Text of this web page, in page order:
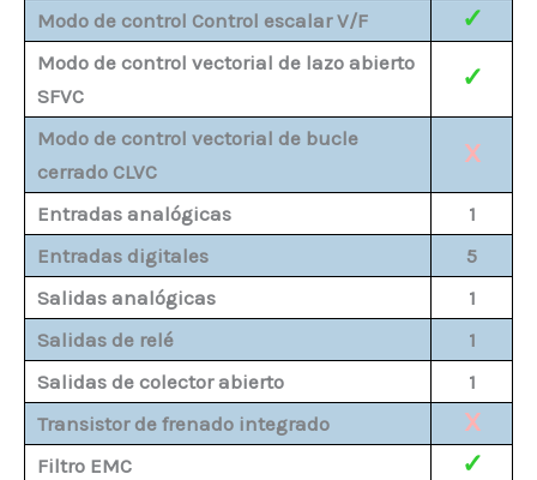
Modo de control Control escalar V/F
✓
Modo de control vectorial de lazo abierto
SFVC
✓
Modo de control vectorial de bucle
cerrado CLVC
X
Entradas analógicas
1
Entradas digitales
5
Salidas analógicas
1
Salidas de relé
1
Salidas de colector abierto
1
Transistor de frenado integrado
X
Filtro EMC ✓